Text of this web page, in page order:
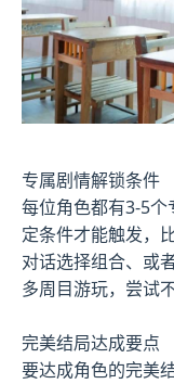
专属剧情解锁条件
每位角色都有3-5
定条件才能触发，
对话选择组合、或
多周目游玩，尝试
完美结局达成要点
要达成角色的完美